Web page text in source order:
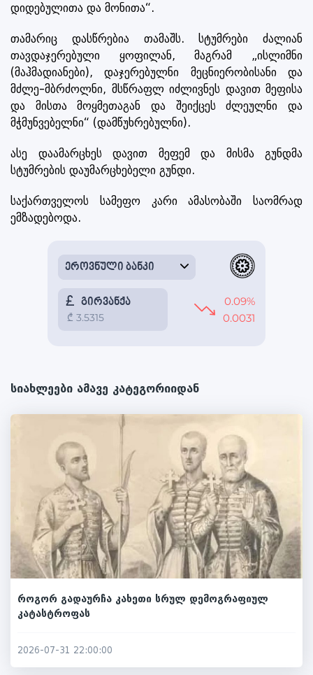
დიდებულითა და მონითა“.
თამარიც დასწრებია თამაშს. სტუმრები ძალიან
თავდაჯერებული ყოფილან, მაგრამ „ისლიმნი
(მაჰმადიანები), დაჯერებულნი მეცნიერობისანი და
მძლე-მბრძოლნი, მსწრაფლ იძლივნეს დავით მეფისა
და მისთა მოყმეთაგან და შეიქცეს ძლეულნი და
მჭმუნვებელნი“ (დამწუხრებულნი).
ასე დაამარცხეს დავით მეფემ და მისმა გუნდმა
სტუმრების დაუმარცხებელი გუნდი.
საქართველოს სამეფო კარი ამასობაში საომრად
ემზადებოდა.
სიახლეები ამავე კატეგორიიდან
როგორ გადაურჩა კახეთი სრულ დემოგრაფიულ
კატასტროფას
2026-07-31 22:00:00